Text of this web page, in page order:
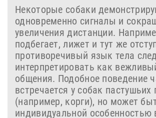
Некоторые собаки
одновременно сигналы и
увеличения дистанции.
подбегает, лижет и тут же
противоречивый язык тела
интерпретировать как
общения. Подобное поведение
встречается у собак пастушьих
(например, корги), но может
индивидуальной особенностью